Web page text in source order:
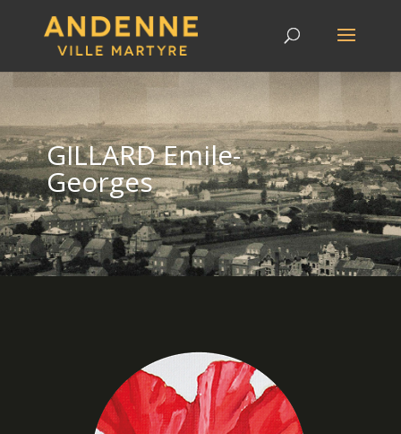
GILLARD Emile-
Georges